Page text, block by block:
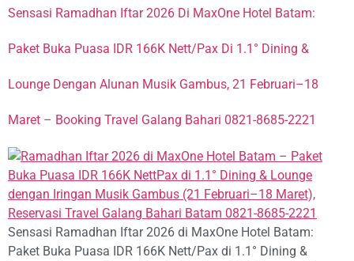
Sensasi Ramadhan Iftar 2026 Di MaxOne Hotel Batam:
Paket Buka Puasa IDR 166K Nett/Pax Di 1.1° Dining &
Lounge Dengan Alunan Musik Gambus, 21 Februari–18
Maret – Booking Travel Galang Bahari 0821-8685-2221
Sensasi Ramadhan Iftar 2026 di MaxOne Hotel Batam:
Paket Buka Puasa IDR 166K Nett/Pax di 1.1° Dining &